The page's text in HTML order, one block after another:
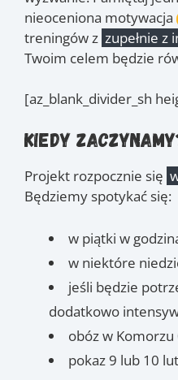
nieoceniona motywacja
treningów z zupełnie z
Twoim celem będzie
[az_blank_divider_sh
Kiedy
Projekt rozpocznie się
Będziemy spotykać się:
w piątki w
w niektóre
jeśli będzie
dodatkowo
obóz w
pokaz 9 lub 10